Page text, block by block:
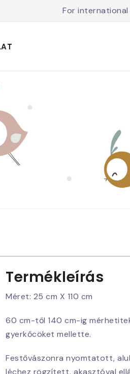
For
Termékleírás
Méret: 25 cm X 110 cm
60 cm-től 140 cm-ig
gyerkőcöket mellette.
Festővászonra nyomtatott,